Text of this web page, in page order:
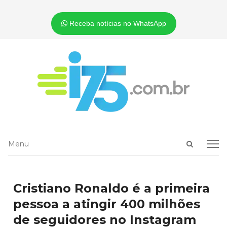
Receba notícias no WhatsApp
Open
Menu
Menu
Cristiano Ronaldo é a primeira
pessoa a atingir 400 milhões
de seguidores no Instagram